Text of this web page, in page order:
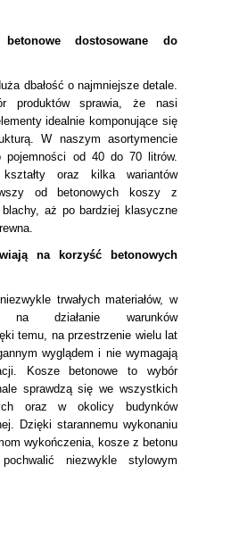
dostosowane do
dbałość o najmniejsze detale.
produktów sprawia, że nasi
idealnie komponujące się
W naszym asortymencie
pojemności od 40 do 70 litrów.
kształty oraz kilka wariantów
od betonowych koszy z
aż po bardziej klasyczne
na korzyść betonowych
trwałych materiałów, w
na działanie warunków
temu, na przestrzenie wielu lat
wyglądem i nie wymagają
Kosze betonowe to wybór
sprawdzą się we wszystkich
oraz w okolicy budynków
Dzięki starannemu wykonaniu
wykończenia, kosze z betonu
niezwykle stylowym